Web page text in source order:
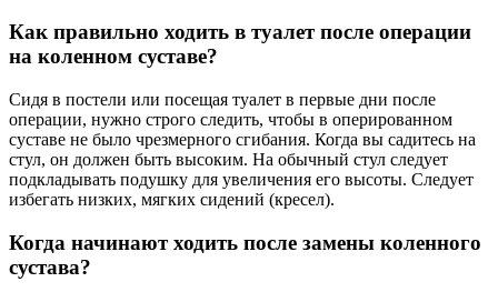
Как правильно ходить в туалет после операции
на коленном суставе?
Сидя в постели или посещая туалет в первые дни после
операции, нужно строго следить, чтобы в оперированном
суставе не было чрезмерного сгибания. Когда вы садитесь на
стул, он должен быть высоким. На обычный стул следует
подкладывать подушку для увеличения его высоты. Следует
избегать низких, мягких сидений (кресел).
Когда начинают ходить после замены коленного
сустава?